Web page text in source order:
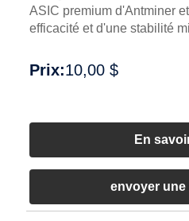
ASIC premium d'Antminer
efficacité et d'une stabilité
Prix:10,00 $
En
envoyer une